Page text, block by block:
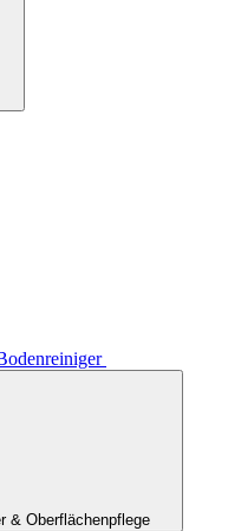
& Oberflächenpflege